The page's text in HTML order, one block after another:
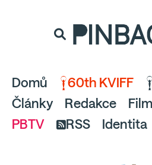
a pusťte se do
Domů 60th KVIFF
Články
Redakce
PBTV
RSS Identita